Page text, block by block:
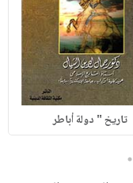
تاريخ " دولة أباطر
5